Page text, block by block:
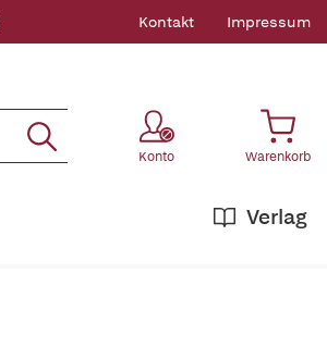
Kontakt Impressum
Konto Warenkorb
Verlag